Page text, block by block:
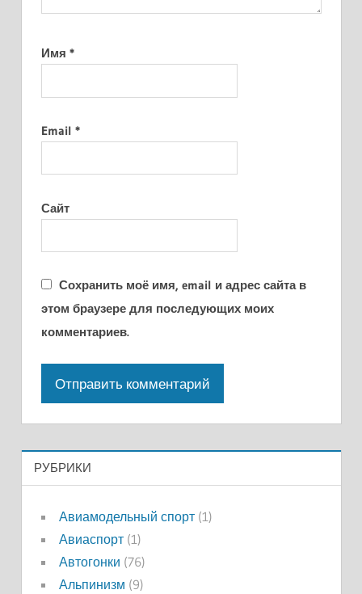
Имя *
Email *
Сайт
Сохранить моё имя, email и адрес сайта в
этом браузере для последующих моих
комментариев.
РУБРИКИ
Авиамодельный спорт(1)
Авиаспорт(1)
Автогонки (76)
Альпинизм (9)